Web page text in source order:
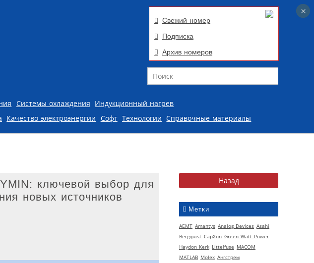
Свежий номер
Подписка
Архив номеров
Поиск
Системы охлаждения Индукционный нагрев
Качество электроэнергии Софт Технологии Справочные материалы
Метки
AEMT Amantys Analog Devices Asahi
Bergquist CapXon Green Watt Power
Haydon Kerk Littelfuse MACOM
MATLAB Molex Ангстрем
ключевой выбор для
новых источников
×
×